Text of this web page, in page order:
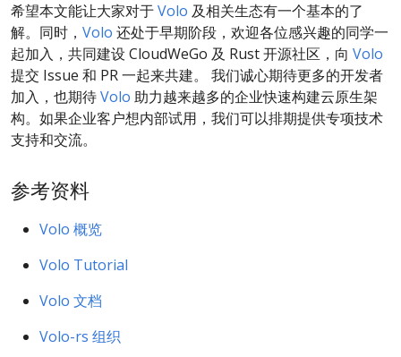
希望本文能让大家对于Volo 及相关生态有一个基本的了
解。同时， Volo 还处于早期阶段，欢迎各位感兴趣的同学一
起加入，共同建设 CloudWeGo 及 Rust 开源社区，向 Volo
提交 Issue 和 PR 一起来共建。 我们诚心期待更多的开发者
加入，也期待Volo 助力越来越多的企业快速构建云原生架
构。如果企业客户想内部试用，我们可以排期提供专项技术
支持和交流。
参考资料
Volo 概览
Volo Tutorial
Volo 文档
Volo-rs 组织